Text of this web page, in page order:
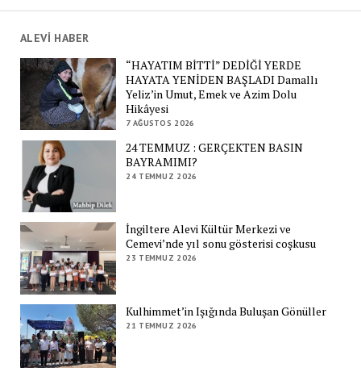
ALEVİ HABER
“HAYATIM BİTTİ” DEDİĞİ YERDE
HAYATA YENİDEN BAŞLADI Damallı
Yeliz’in Umut, Emek ve Azim Dolu
Hikâyesi
7 AĞUSTOS 2026
24 TEMMUZ : GERÇEKTEN BASIN
BAYRAMIMI?
24 TEMMUZ 2026
İngiltere Alevi Kültür Merkezi ve
Cemevi’nde yıl sonu gösterisi coşkusu
23 TEMMUZ 2026
Kulhimmet’in Işığında Buluşan Gönüller
21 TEMMUZ 2026